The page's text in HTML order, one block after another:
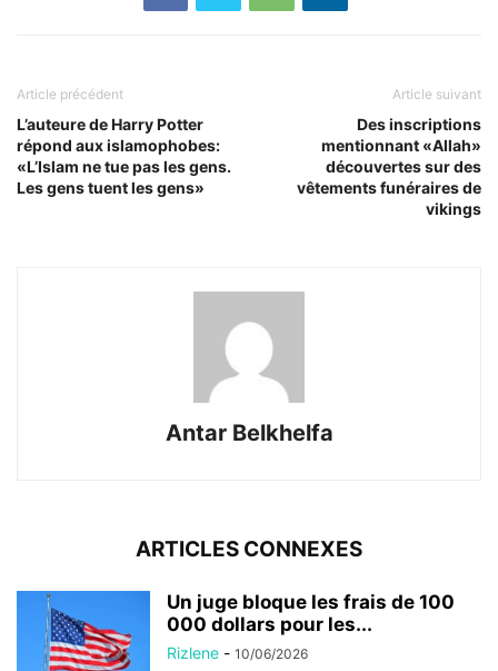
Article précédent
L’auteure de Harry Potter
répond aux islamophobes:
«L’Islam ne tue pas les gens.
Les gens tuent les gens»
Article suivant
Des inscriptions
mentionnant «Allah»
découvertes sur des
vêtements funéraires de
vikings
Antar Belkhelfa
ARTICLES CONNEXES
Un juge bloque les frais de 100
000 dollars pour les...
Rizlene - 10/06/2026